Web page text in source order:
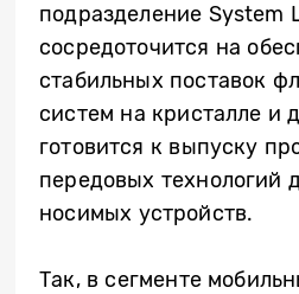
подразделение System
сосредоточится на
стабильных поставок
систем на кристалле и
готовится к выпуску
передовых технологий
носимых устройств.
Так, в сегменте